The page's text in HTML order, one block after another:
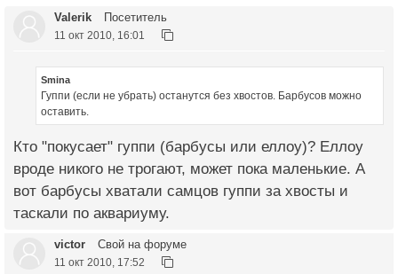
Valerik Посетитель
11 окт 2010, 16:01
Smina
Гуппи (если не убрать) останутся без хвостов. Барбусов можно
оставить.
Кто "покусает" гуппи (барбусы или еллоу)? Еллоу
вроде никого не трогают, может пока маленькие. А
вот барбусы хватали самцов гуппи за хвосты и
таскали по аквариуму.
victor Свой на форуме
11 окт 2010, 17:52